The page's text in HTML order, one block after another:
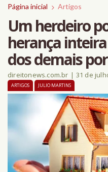
Página inicial Artigos
Um herdeiro
herança
dos demais
direitonews.com.br | 31 de
ARTIGOS JULIO MARTINS